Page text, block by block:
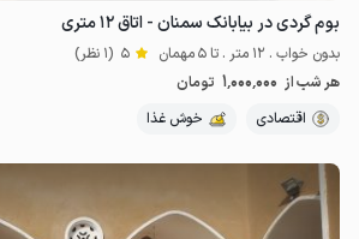
بوم گردی در بیابانک سمنان - اتاق ۱۲ متری
بدون خواب . 12 متر . تا 5 مهمان 5 (1 نظر)
هر شب از 1٬000٬000 تومان
اقتصادی
خوش غذا